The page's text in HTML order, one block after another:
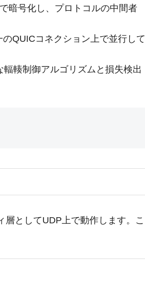
暗号化し、プロトコルの中間者
QUICコネクション上で並行して
輳制御アルゴリズムと損失検出
としてUDP上で動作します。こ